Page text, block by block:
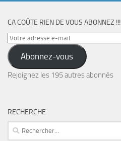
CA COÛTE RIEN DE VOUS ABONNEZ !!!
Votre
adresse
e-
mail
Abonnez-vous
Rejoignez les 195 autres abonnés
RECHERCHE
Rechercher :